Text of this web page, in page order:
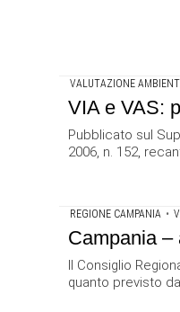
VALUTAZIONE
VIA e VAS:
Pubblicato sul
2006, n. 152,
REGIONE CAMPANIA •
Campania –
Il Consiglio
quanto previsto